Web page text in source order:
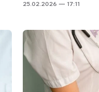
25.02.2026 — 17:11